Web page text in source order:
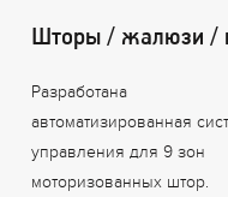
Шторы / жалюзи /
Разработана
автоматизированная
управления для 9 зон
моторизованных штор.